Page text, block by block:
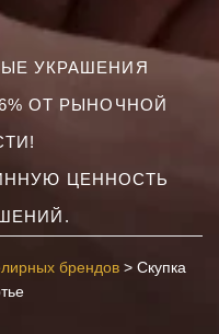
УКРАШЕНИЯ
ОТ РЫНОЧНОЙ
ЦЕННОСТЬ
брендов> Скупка